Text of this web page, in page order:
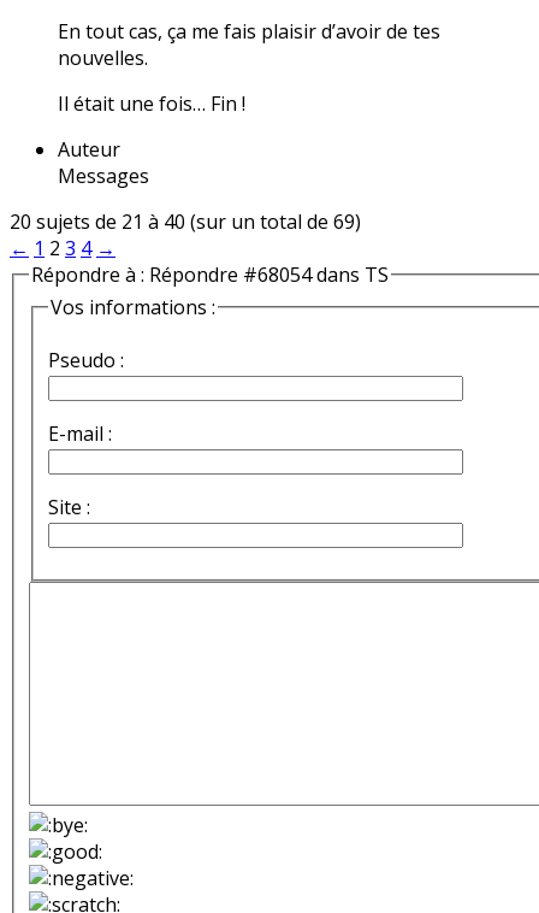
En tout cas, ça me fais plaisir d’avoir de tes
nouvelles.
Il était une fois… Fin !
Auteur
Messages
20 sujets de 21 à 40 (sur un total de 69)
← 1 2 3 4 →
Répondre à : Répondre #68054 dans TS
Vos informations :
Pseudo :
E-mail :
Site :